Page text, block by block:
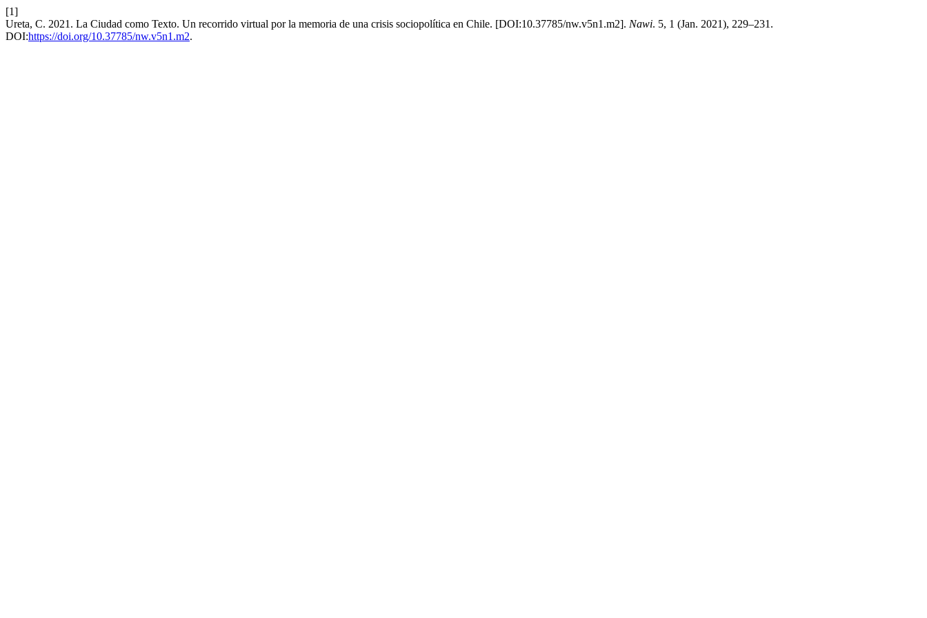
[1]
Ureta, C. 2021. La Ciudad como Texto. Un recorrido virtual por la memoria de una crisis sociopolítica en Chile. [DOI:10.37785/nw.v5n1.m2]. Nawi. 5, 1 (Jan. 2021), 229–231.
DOI:https://doi.org/10.37785/nw.v5n1.m2.